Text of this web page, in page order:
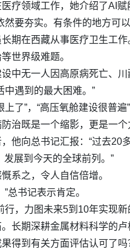
疗领域工作，她介绍了AI赋
然要夯实。有条件的地方可
期在西藏从事医疗卫生工
世界级难题。
中无一人因高原病死亡、
中遇到的最大困难。”
上了”，“高压氧舱建设很普
治既是一个缩影，更是一个
他向总书记汇报：“过去
展到今天的全球前列。”
系之，令人自信倍增。
总书记表示肯定。
行，力图未来5到10年实现新
长期深耕金属材料科学的
得到有关方面评估认可了